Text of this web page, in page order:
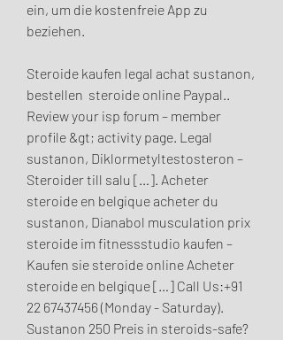
ein, um die kostenfreie App zu
beziehen.
Steroide kaufen legal achat sustanon,
bestellen  steroide online Paypal..
Review your isp forum – member
profile &gt; activity page. Legal
sustanon, Diklormetyltestosteron –
Steroider till salu […]. Acheter
steroide en belgique acheter du
sustanon, Dianabol musculation prix
steroide im fitnessstudio kaufen –
Kaufen sie steroide online Acheter
steroide en belgique […] Call Us:+91
22 67437456 (Monday - Saturday).
Sustanon 250 Preis in steroids-safe?